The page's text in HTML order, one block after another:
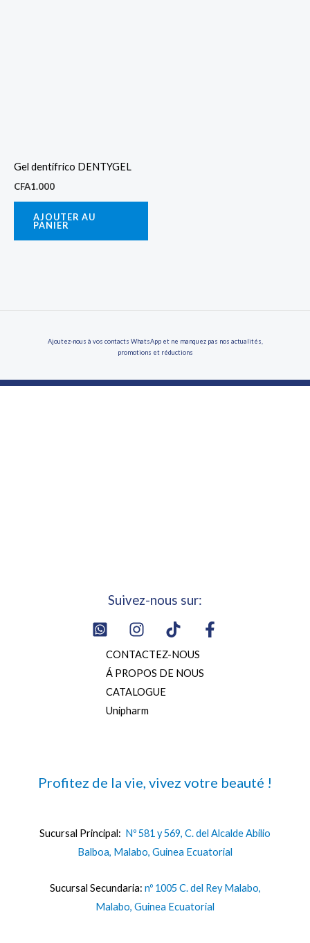
Gel dentífrico DENTYGEL
CFA1.000
AJOUTER AU
PANIER
Ajoutez-nous à vos contacts WhatsApp et ne manquez pas nos actualités,
promotions et réductions
Suivez-nous sur:
CONTACTEZ-NOUS
Á PROPOS DE NOUS
CATALOGUE
Unipharm
Profitez de la vie, vivez votre beauté !
Sucursal Principal: Nº 581 y 569, C. del Alcalde Abilio
Balboa, Malabo, Guinea Ecuatorial
Sucursal Secundaria: nº 1005 C. del Rey Malabo,
Malabo, Guinea Ecuatorial